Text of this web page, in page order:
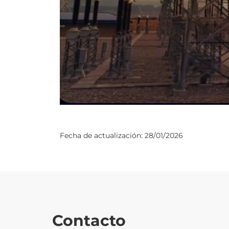
Fecha de actualización: 28/01/2026
Contacto